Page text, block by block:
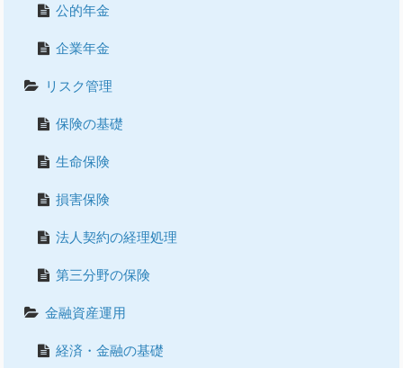
公的年金
企業年金
リスク管理
保険の基礎
生命保険
損害保険
法人契約の経理処理
第三分野の保険
金融資産運用
経済・金融の基礎